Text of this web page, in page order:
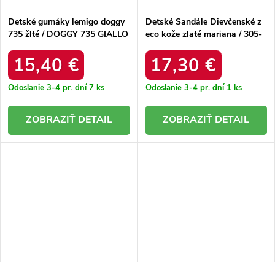
Detské gumáky lemigo doggy
735 žlté / DOGGY 735 GIALLO
15,40 €
Odoslanie 3-4 pr. dní7 ks
DETAIL
Detské Sandále Dievčenské z
eco kože zlaté mariana / 305-
17,30 €
Odoslanie 3-4 pr. dní 1 ks
DETAIL